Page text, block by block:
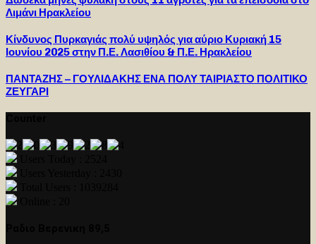
Λιμάνι Ηρακλείου
Κίνδυνος Πυρκαγιάς πολύ υψηλός για αύριο Κυριακή 15
Ιουνίου 2025 στην Π.Ε. Λασιθίου & Π.Ε. Ηρακλείου
ΠΑΝΤΑΖΗΣ – ΓΟΥΛΙΔΑΚΗΣ ΕΝΑ ΠΟΛΥ ΤΑΙΡΙΑΣΤΟ ΠΟΛΙΤΙΚΟ
ΖΕΥΓΑΡΙ